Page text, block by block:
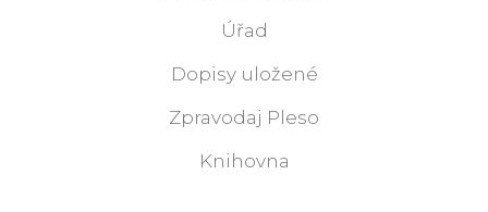
Úřad
Dopisy uložené
Zpravodaj Pleso
Knihovna